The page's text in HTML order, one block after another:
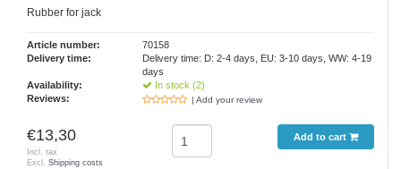
Rubber for jack
Article number:
70158
Delivery time:
Delivery time: D: 2-4 days, EU: 3-10 days, WW: 4-19
days
Availability:
In stock (2)
Reviews:
| Add your review
€13,30
Incl. tax
Excl. Shipping costs
Add to cart